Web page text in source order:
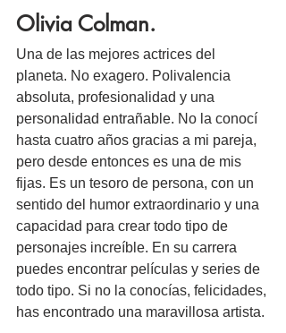
Olivia Colman.
Una de las mejores actrices del
planeta. No exagero. Polivalencia
absoluta, profesionalidad y una
personalidad entrañable. No la conocí
hasta cuatro años gracias a mi pareja,
pero desde entonces es una de mis
fijas. Es un tesoro de persona, con un
sentido del humor extraordinario y una
capacidad para crear todo tipo de
personajes increíble. En su carrera
puedes encontrar películas y series de
todo tipo. Si no la conocías, felicidades,
has encontrado una maravillosa artista.